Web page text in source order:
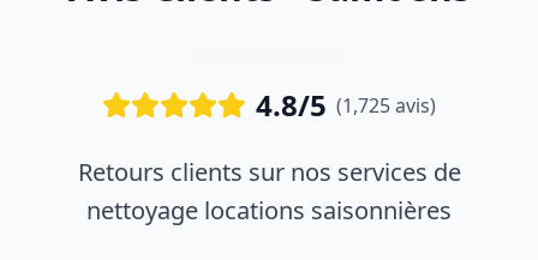
4.8/5 (1,725 avis)
Retours clients sur nos services de
nettoyage locations saisonnières